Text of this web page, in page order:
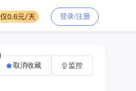
登录/注册
取消收藏 监控